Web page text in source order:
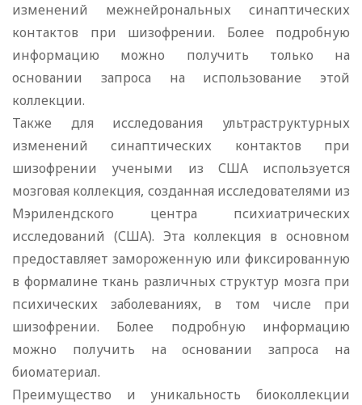
изменений межнейрональных синаптических
контактов при шизофрении. Более подробную
информацию можно получить только на
основании запроса на использование этой
коллекции.
Также для исследования ультраструктурных
изменений синаптических контактов при
шизофрении учеными из США используется
мозговая коллекция, созданная исследователями из
Мэрилендского центра психиатрических
исследований (США). Эта коллекция в основном
предоставляет замороженную или фиксированную
в формалине ткань различных структур мозга при
психических заболеваниях, в том числе при
шизофрении. Более подробную информацию
можно получить на основании запроса на
биоматериал.
Преимущество и уникальность биоколлекции